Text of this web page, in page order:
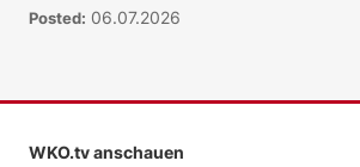
Posted: 06.07.2026
WKO.tv anschauen